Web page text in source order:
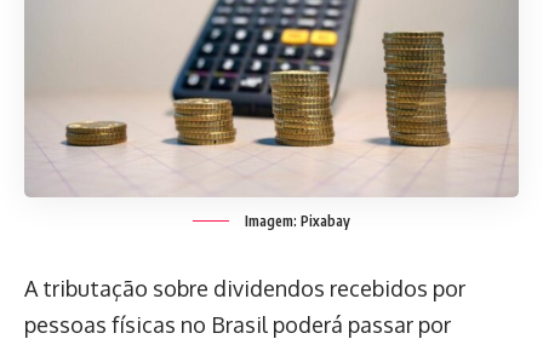
Imagem: Pixabay
A tributação sobre dividendos recebidos por
pessoas físicas no Brasil poderá passar por